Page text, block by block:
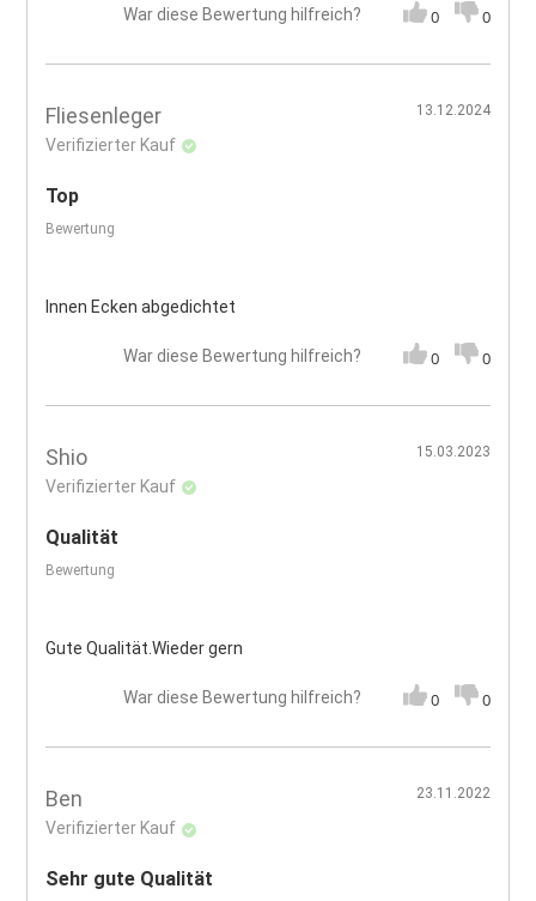
War diese Bewertung hilfreich? 0 0
Fliesenleger
Verifizierter Kauf
13.12.2024
Top
Bewertung
Innen Ecken abgedichtet
War diese Bewertung hilfreich? 0 0
Shio
Verifizierter Kauf
15.03.2023
Qualität
Bewertung
Gute Qualität.Wieder gern
War diese Bewertung hilfreich? 0 0
Ben
Verifizierter Kauf
23.11.2022
Sehr gute Qualität